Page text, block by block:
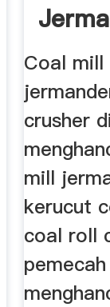
Coal mill
crusher
mill
kerucut
coal roll